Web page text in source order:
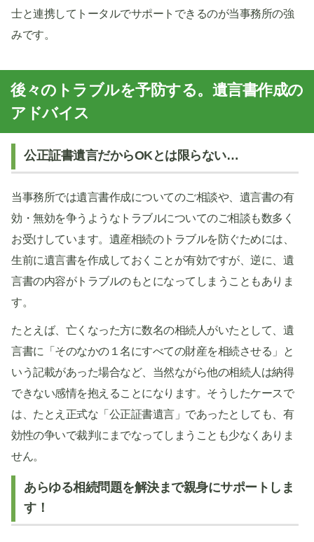
士と連携してトータルでサポートできるのが当事務所の強
みです。
後々のトラブルを予防する。遺言書作成の
アドバイス
公正証書遺言だからOKとは限らない…
当事務所では遺言書作成についてのご相談や、遺言書の有
効・無効を争うようなトラブルについてのご相談も数多く
お受けしています。遺産相続のトラブルを防ぐためには、
生前に遺言書を作成しておくことが有効ですが、逆に、遺
言書の内容がトラブルのもとになってしまうこともありま
す。
たとえば、亡くなった方に数名の相続人がいたとして、遺
言書に「そのなかの１名にすべての財産を相続させる」と
いう記載があった場合など、当然ながら他の相続人は納得
できない感情を抱えることになります。そうしたケースで
は、たとえ正式な「公正証書遺言」であったとしても、有
効性の争いで裁判にまでなってしまうことも少なくありま
せん。
あらゆる相続問題を解決まで親身にサポートしま
す！